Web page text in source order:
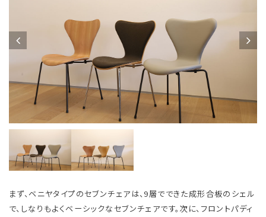
まず、ベニヤタイプのセブンチェアは、9層でできた成形合板のシェル
で、しなりもよくベーシックなセブンチェアです。次に、フロントパディ